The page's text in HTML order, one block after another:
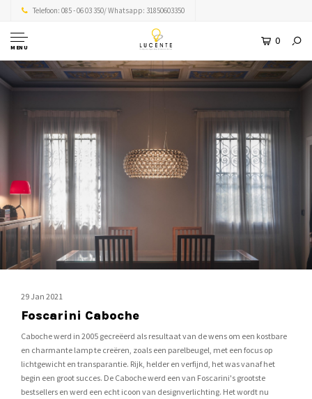
Telefoon: 085 - 06 03 350/ Whatsapp: 31850603350
MENU
0
29 Jan 2021
Foscarini Caboche
Caboche werd in 2005 gecreëerd als resultaat van de wens om een ​​kostbare
en charmante lamp te creëren, zoals een parelbeugel, met een focus op
lichtgewicht en transparantie. Rijk, helder en verfijnd, het was vanaf het
begin een groot succes. De Caboche werd een van Foscarini's grootste
bestsellers en werd een echt icoon van designverlichting. Het wordt nu